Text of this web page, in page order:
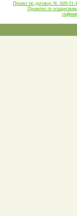
Проект по договор № А09-
Проектът се